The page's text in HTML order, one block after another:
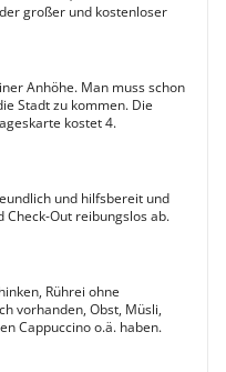
großer und kostenloser
Anhöhe. Man muss schon
Stadt zu kommen. Die
kostet 4.
und hilfsbereit und
Check-Out reibungslos ab.
Rührei ohne
vorhanden, Obst, Müsli,
Cappuccino o.ä. haben.